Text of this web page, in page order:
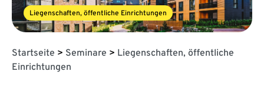
Liegenschaften, öffentliche Einrichtungen
Startseite > Seminare > Liegenschaften, öffentliche
Einrichtungen